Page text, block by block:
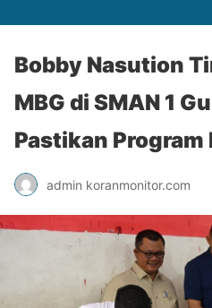
Bobby Nasution
MBG di SMAN 1
Pastikan Program
admin koranmonitor.com